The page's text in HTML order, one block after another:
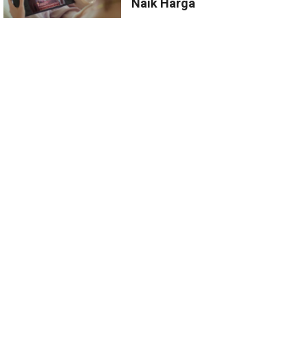
Naik Harga